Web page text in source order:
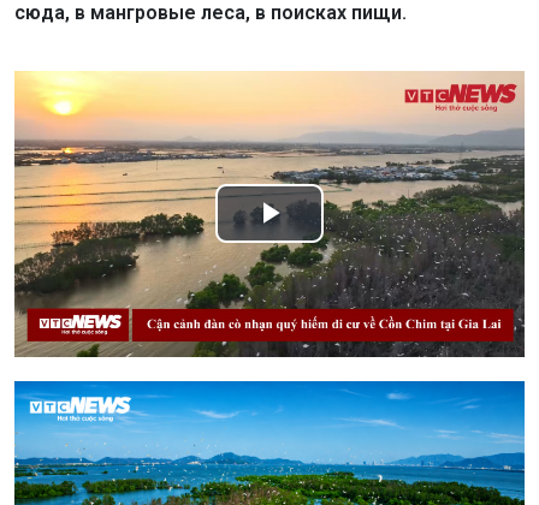
сюда, в мангровые леса, в поисках пищи.
Play
Video